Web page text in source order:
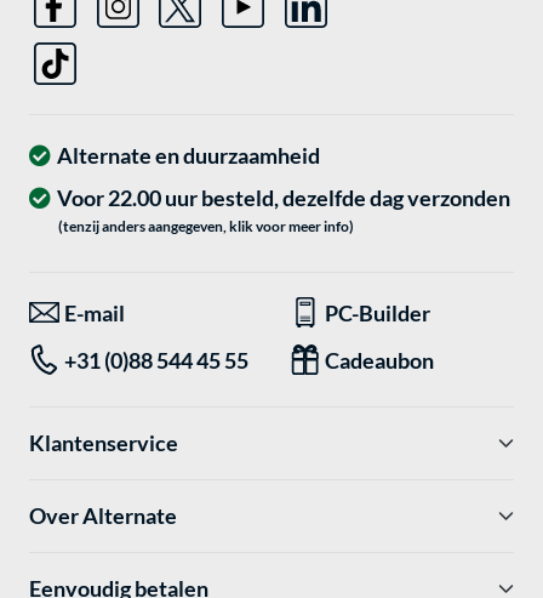
Alternate en duurzaamheid
Voor 22.00 uur besteld, dezelfde dag verzonden
(tenzij anders aangegeven, klik voor meer info)
E-mail
PC-Builder
+31 (0)88 544 45 55
Cadeaubon
Klantenservice
Over Alternate
Eenvoudig betalen